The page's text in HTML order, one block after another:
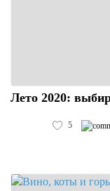
Лето 2020:
5